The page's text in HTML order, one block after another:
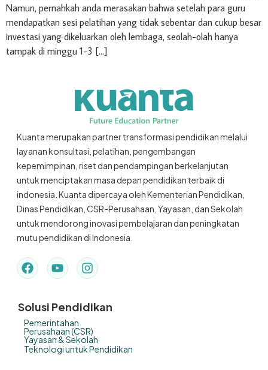
Namun, pernahkah anda merasakan bahwa setelah para guru
mendapatkan sesi pelatihan yang tidak sebentar dan cukup besar
investasi yang dikeluarkan oleh lembaga, seolah-olah hanya
tampak di minggu 1-3 […]
Kuanta merupakan partner transformasi pendidikan melalui
layanan konsultasi, pelatihan, pengembangan
kepemimpinan, riset dan pendampingan berkelanjutan
untuk menciptakan masa depan pendidikan terbaik di
indonesia. Kuanta dipercaya oleh Kementerian Pendidikan,
Dinas Pendidikan, CSR-Perusahaan, Yayasan, dan Sekolah
untuk mendorong inovasi pembelajaran dan peningkatan
mutu pendidikan di Indonesia.
Solusi Pendidikan
Pemerintahan
Perusahaan (CSR)
Yayasan & Sekolah
Teknologi untuk Pendidikan